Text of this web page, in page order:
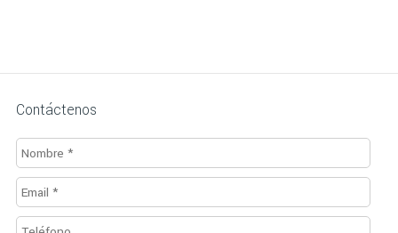
Contáctenos